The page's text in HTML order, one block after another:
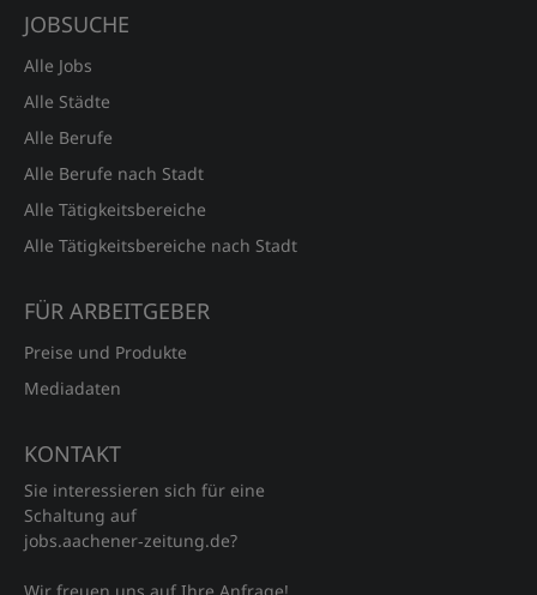
JOBSUCHE
Alle Jobs
Alle Städte
Alle Berufe
Alle Berufe nach Stadt
Alle Tätigkeitsbereiche
Alle Tätigkeitsbereiche nach Stadt
FÜR ARBEITGEBER
Preise und Produkte
Mediadaten
KONTAKT
Sie interessieren sich für eine
Schaltung auf
jobs.aachener‑zeitung.de?